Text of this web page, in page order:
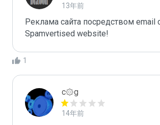
13年前
Реклама сайта посредством email
Spamvertised website!
1
c۞g
14年前